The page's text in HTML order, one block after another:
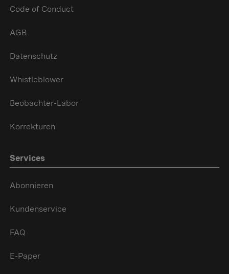
Code of Conduct
AGB
Datenschutz
Whistleblower
Beobachter-Labor
Korrekturen
Services
Abonnieren
Kundenservice
FAQ
E-Paper